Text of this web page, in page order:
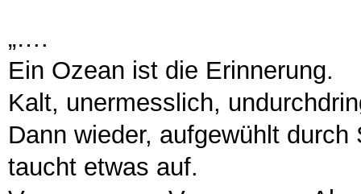
„….
Ein Ozean ist die Erinnerung.
Kalt, unermesslich,
Dann wieder, aufgewühlt durch
taucht etwas auf.